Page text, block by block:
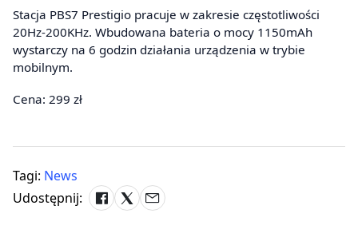
Stacja PBS7 Prestigio pracuje w zakresie częstotliwości
20Hz-200KHz. Wbudowana bateria o mocy 1150mAh
wystarczy na 6 godzin działania urządzenia w trybie
mobilnym.
Cena: 299 zł
Tagi: News
Udostępnij: